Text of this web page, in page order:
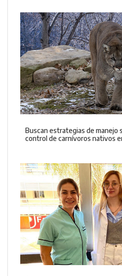
Buscan estrategias de manejo
control de carnívoros nativos